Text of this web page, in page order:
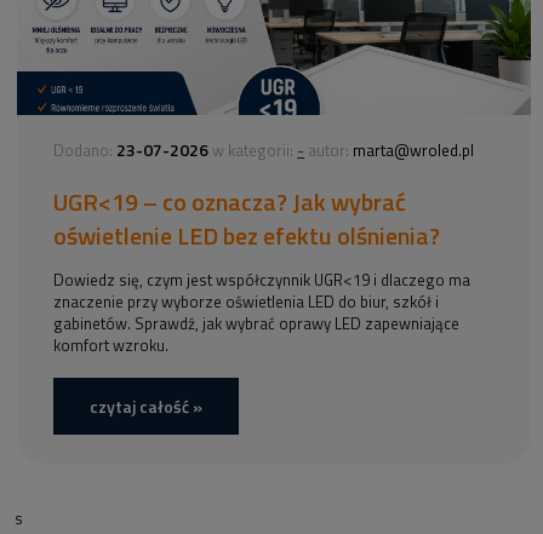
Dodano: 23-07-2026 w kategorii: - autor: marta@wroled.pl
UGR<19 – co oznacza? Jak wybrać
oświetlenie LED bez efektu olśnienia?
Dowiedz się, czym jest współczynnik UGR<19 i dlaczego ma
znaczenie przy wyborze oświetlenia LED do biur, szkół i
gabinetów. Sprawdź, jak wybrać oprawy LED zapewniające
komfort wzroku.
czytaj całość »
s